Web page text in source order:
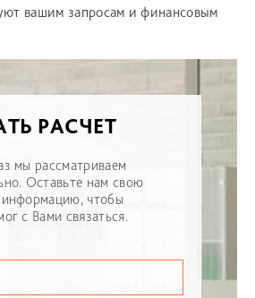
вашим запросам и финансовым
РАСЧЕТ
мы рассматриваем
Оставьте нам свою
чтобы
с Вами связаться.